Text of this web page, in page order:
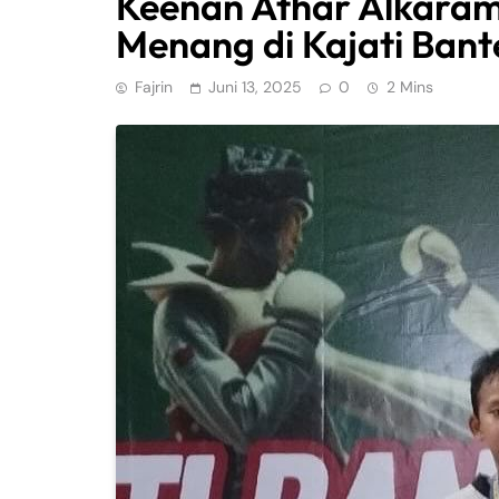
Menang di Kajati
Fajrin Juni 13, 2025 0 2 Mins